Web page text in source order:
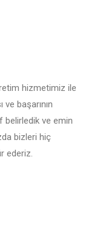
hizmetimiz ile
başarının
belirledik ve emin
bizleri hiç
ederiz.